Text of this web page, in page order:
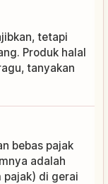
tetapi
Produk halal
tanyakan
bebas pajak
adalah
pajak) di gerai